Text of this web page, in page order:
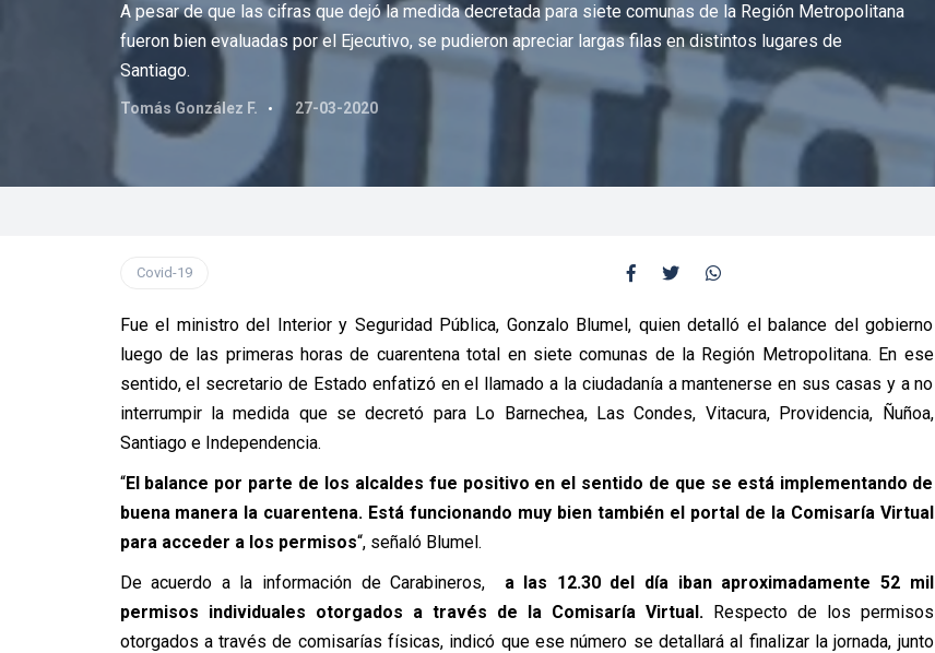
A pesar de que las cifras que dejó la medida decretada para siete comunas de la Región Metropolitana
fueron bien evaluadas por el Ejecutivo, se pudieron apreciar largas filas en distintos lugares de
Santiago.
Tomás González F. 27-03-2020
Covid-19
Fue el ministro del Interior y Seguridad Pública, Gonzalo Blumel, quien detalló el balance del gobierno
luego de las primeras horas de cuarentena total en siete comunas de la Región Metropolitana. En ese
sentido, el secretario de Estado enfatizó en el llamado a la ciudadanía a mantenerse en sus casas y a no
interrumpir la medida que se decretó para Lo Barnechea, Las Condes, Vitacura, Providencia, Ñuñoa,
Santiago e Independencia.
“El balance por parte de los alcaldes fue positivo en el sentido de que se está implementando de
buena manera la cuarentena. Está funcionando muy bien también el portal de la Comisaría Virtual
para acceder a los permisos“, señaló Blumel.
De acuerdo a la información de Carabineros, a las 12.30 del día iban aproximadamente 52 mil
permisos individuales otorgados a través de la Comisaría Virtual.Respecto de los permisos
otorgados a través de comisarías físicas, indicó que ese número se detallará al finalizar la jornada, junto